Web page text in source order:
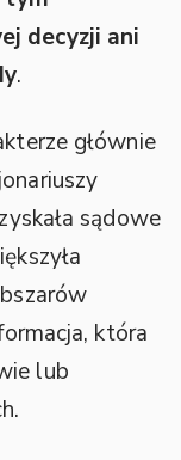
decyzji ani
.
głównie
sądowe
która
lub